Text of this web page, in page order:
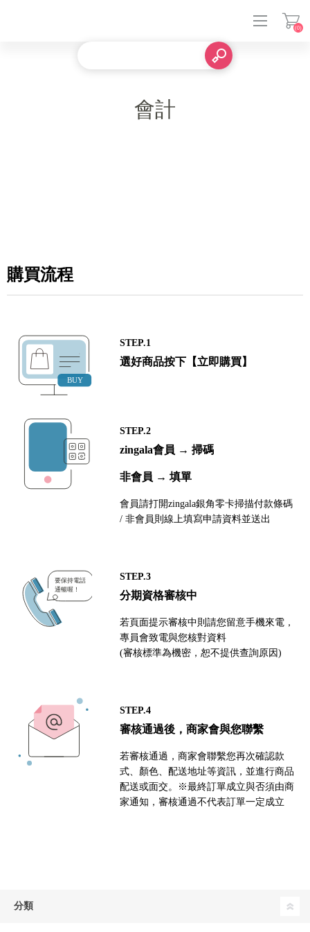
(0)
會計
購買流程
STEP.1
選好商品按下【立即購買】
STEP.2
zingala會員 → 掃碼
非會員 → 填單
會員請打開zingala銀角零卡掃描付款條碼
/ 非會員則線上填寫申請資料並送出
STEP.3
分期資格審核中
若頁面提示審核中則請您留意手機來電，
專員會致電與您核對資料
(審核標準為機密，恕不提供查詢原因)
STEP.4
審核通過後，商家會與您聯繫
若審核通過，商家會聯繫您再次確認款
式、顏色、配送地址等資訊，並進行商品
配送或面交。※最終訂單成立與否須由商
家通知，審核通過不代表訂單一定成立
分類